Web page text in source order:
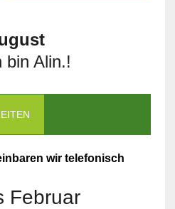
bin Alin.!
wir telefonisch
Februar